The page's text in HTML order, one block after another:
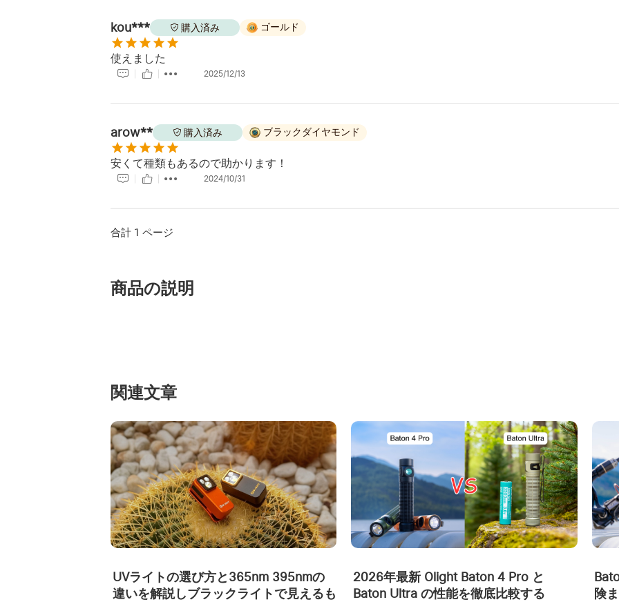
kou*** 購入済み ゴールド
使えました
2025/12/13
arow** 購入済み ブラックダイヤモンド
安くて種類もあるので助かります！
2024/10/31
合計 1 ページ
商品の説明
関連文章
UVライトの選び方と365nm 395nmの
違いを解説しブラックライトで見えるも
2026年最新 Olight Baton 4 Pro と
Baton Ultra の性能を徹底比較する
険